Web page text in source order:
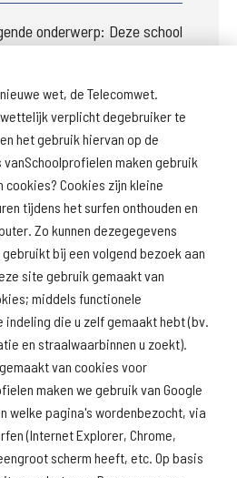
wet, de Telecomwet.
verplicht degebruiker te
het gebruik hiervan op de
maken gebruik
cookies? Cookies zijn kleine
tijdens het surfen onthouden en
Zo kunnen dezegegevens
bij een volgend bezoek aan
site gebruik gemaakt van
middels functionele
indeling die u zelf gemaakt hebt (bv.
en straalwaarbinnen u zoekt).
van cookies voor
maken we gebruik van Google
welke pagina's wordenbezocht, via
(Internet Explorer, Chrome,
scherm heeft, etc. Op basis
onderwerp: Deze school
Naar
schoolresultaten